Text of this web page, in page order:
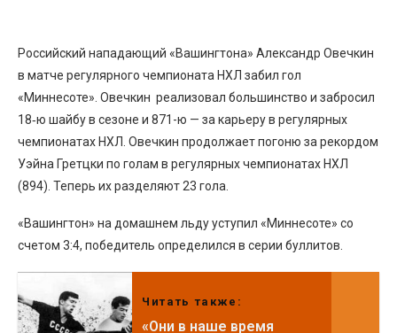
Российский нападающий «Вашингтона» Александр Овечкин
в матче регулярного чемпионата НХЛ забил гол
«Миннесоте». Овечкин реализовал большинство и забросил
18‑ю шайбу в сезоне и 871-ю — за карьеру в регулярных
чемпионатах НХЛ. Овечкин продолжает погоню за рекордом
Уэйна Гретцки по голам в регулярных чемпионатах НХЛ
(894). Теперь их разделяют 23 гола.
«Вашингтон» на домашнем льду уступил «Миннесоте» со
счетом 3:4, победитель определился в серии буллитов.
Читать также:
«Они в наше время